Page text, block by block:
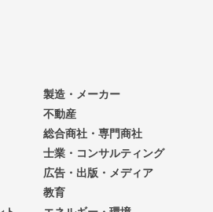
製造・メーカー
不動産
総合商社・専門商社
士業・コンサルティング
広告・出版・メディア
教育